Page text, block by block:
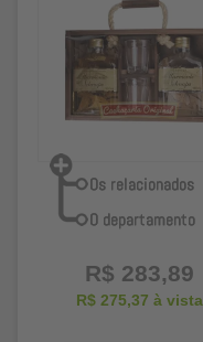
R$ 283,89
R$ 275,37 à vista